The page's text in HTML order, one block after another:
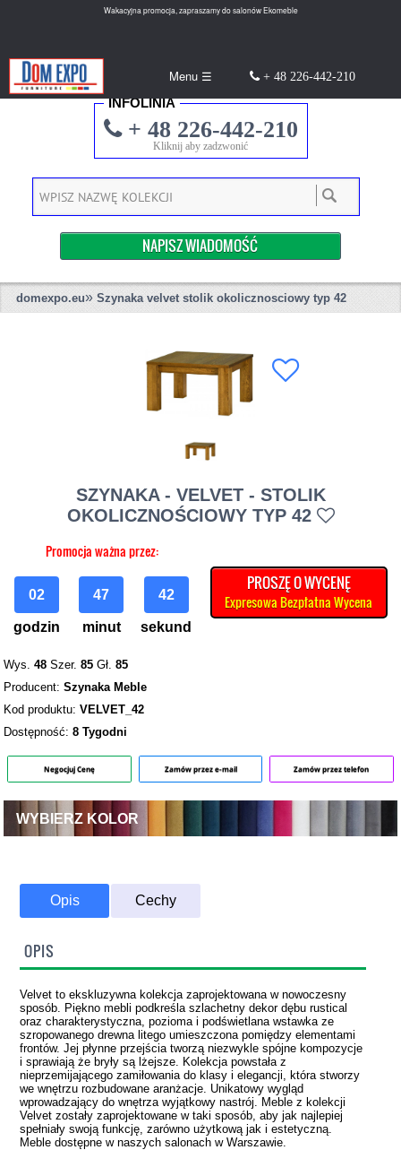
Wakacyjna promocja, zapraszamy do salonów Ekomeble
Menu ☰ + 48 226-442-210
INFOLINIA
+ 48 226-442-210
Kliknij aby zadzwonić
NAPISZ WIADOMOŚĆ
domexpo.eu» Szynaka velvet stolik okolicznosciowy typ 42
SZYNAKA - VELVET - STOLIK
OKOLICZNOŚCIOWY TYP 42
Promocja ważna przez:
02
godzin
47
minut
41
sekund
PROSZĘ O WYCENĘ
Expresowa Bezpłatna Wycena
Wys.48 Szer.85 Gł.85
Producent:Szynaka Meble
Kod produktu:VELVET_42
Dostępność:8 Tygodni
Negocjuj Cenę Zamów przez e-mail Zamów przez telefon
WYBIERZ KOLOR
Opis Cechy
OPIS
Velvet to ekskluzywna kolekcja zaprojektowana w nowoczesny
sposób. Piękno mebli podkreśla szlachetny dekor dębu rustical
oraz charakterystyczna, pozioma i podświetlana wstawka ze
szropowanego drewna litego umieszczona pomiędzy elementami
frontów. Jej płynne przejścia tworzą niezwykle spójne kompozycje
i sprawiają że bryły są lżejsze. Kolekcja powstała z
nieprzemijającego zamiłowania do klasy i elegancji, która stworzy
we wnętrzu rozbudowane aranżacje. Unikatowy wygląd
wprowadzający do wnętrza wyjątkowy nastrój. Meble z kolekcji
Velvet zostały zaprojektowane w taki sposób, aby jak najlepiej
spełniały swoją funkcję, zarówno użytkową jak i estetyczną.
Meble dostępne w naszych salonach w Warszawie.